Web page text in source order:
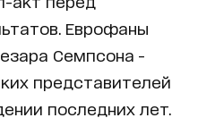
Еврофаны
Семпсона -
представителей
последних лет.